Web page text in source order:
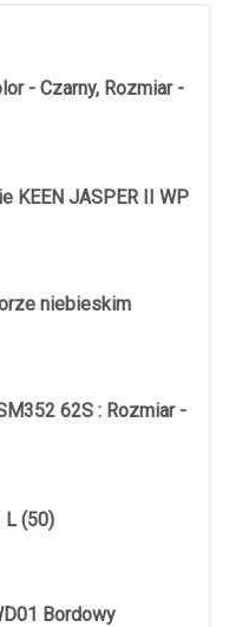
- Czarny, Rozmiar -
KEEN JASPER II WP
niebieskim
62S : Rozmiar -
L (50)
Bordowy